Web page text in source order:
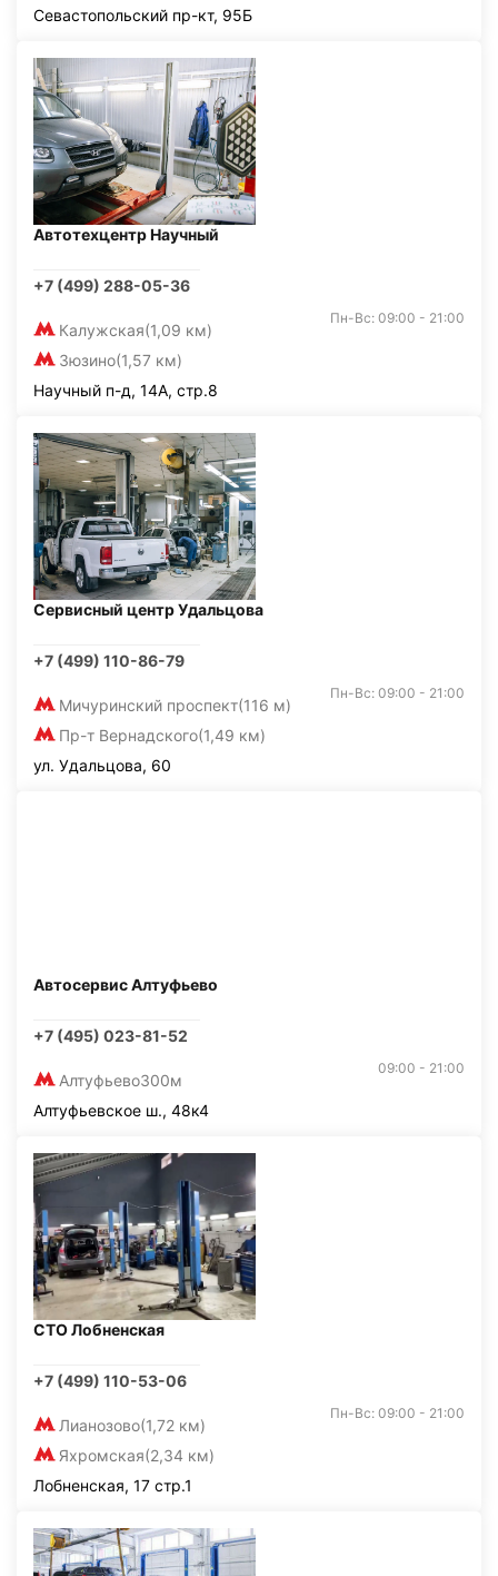
Севастопольский пр-кт, 95Б
Автотехцентр Научный
+7 (499) 288-05-36
Калужская(1,09 км)
Зюзино(1,57 км)
Пн-Вс: 09:00 - 21:00
Научный п-д, 14А, стр.8
Сервисный центр Удальцова
+7 (499) 110-86-79
Мичуринский проспект(116 м)
Пр-т Вернадского(1,49 км)
Пн-Вс: 09:00 - 21:00
ул. Удальцова, 60
Автосервис Алтуфьево
+7 (495) 023-81-52
Алтуфьево300м
09:00 - 21:00
Алтуфьевское ш., 48к4
СТО Лобненская
+7 (499) 110-53-06
Лианозово(1,72 км)
Яхромская(2,34 км)
Пн-Вс: 09:00 - 21:00
Лобненская, 17 стр.1